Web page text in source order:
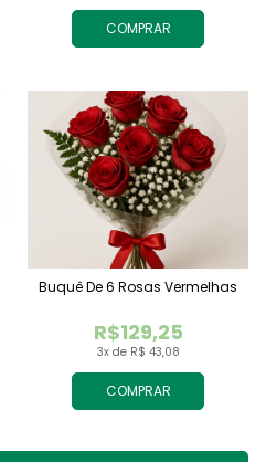
COMPRAR
COMPRAR
3x de R$ 43,08
R$129,25
Buquê De 6 Rosas Vermelhas